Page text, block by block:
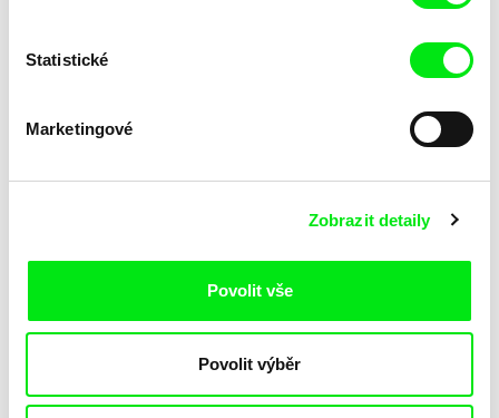
Statistické
Marketingové
Zobrazit detaily
Povolit vše
Povolit výběr
Eyal Sivan
JERUSALEM(S), Borderline
Syndrome